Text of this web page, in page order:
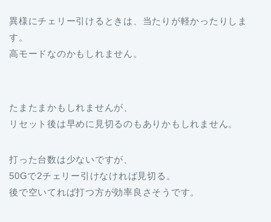
異様にチェリー引けるときは、当たりが軽かったりしま
す。
高モードなのかもしれません。
たまたまかもしれませんが、
リセット後は早めに見切るのもありかもしれません。
打った台数は少ないですが、
50Gで2チェリー引けなければ見切る。
後で空いてれば打つ方が効率良さそうです。